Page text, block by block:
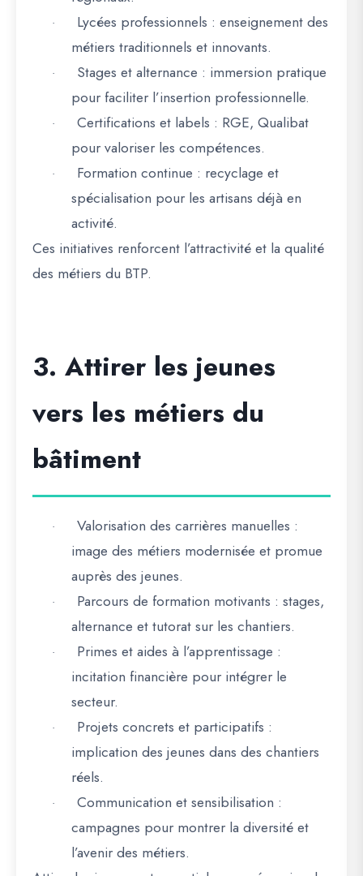
· Lycées professionnels : enseignement des
métiers traditionnels et innovants.
· Stages et alternance : immersion pratique
pour faciliter l’insertion professionnelle.
· Certifications et labels : RGE, Qualibat
pour valoriser les compétences.
· Formation continue : recyclage et
spécialisation pour les artisans déjà en
activité.
Ces initiatives renforcent l’attractivité et la qualité
des métiers du BTP.
3. Attirer les jeunes
vers les métiers du
bâtiment
· Valorisation des carrières manuelles :
image des métiers modernisée et promue
auprès des jeunes.
· Parcours de formation motivants : stages,
alternance et tutorat sur les chantiers.
· Primes et aides à l’apprentissage :
incitation financière pour intégrer le
secteur.
· Projets concrets et participatifs :
implication des jeunes dans des chantiers
réels.
· Communication et sensibilisation :
campagnes pour montrer la diversité et
l’avenir des métiers.